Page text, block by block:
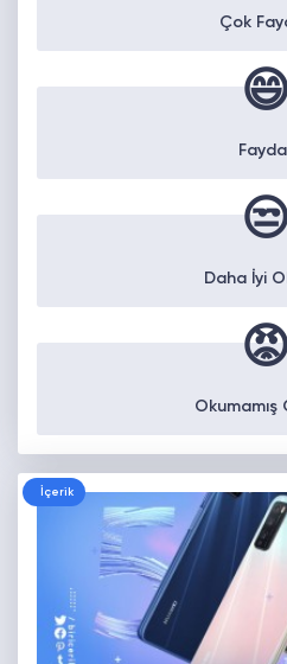
Çok
Daha İyi
Okumamış
İçerik